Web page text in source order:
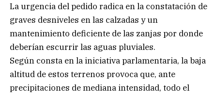
La urgencia del pedido radica en la constatación de
graves desniveles en las calzadas y un
mantenimiento deficiente de las zanjas por donde
deberían escurrir las aguas pluviales.
Según consta en la iniciativa parlamentaria, la baja
altitud de estos terrenos provoca que, ante
precipitaciones de mediana intensidad, todo el